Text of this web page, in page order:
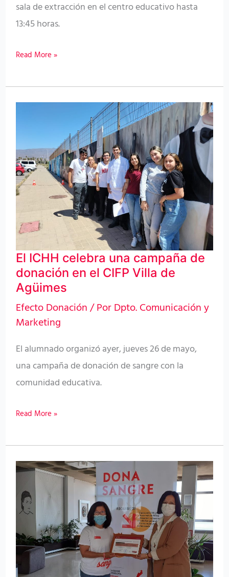
sala de extracción en el centro educativo hasta
13:45 horas.
Read More »
El ICHH celebra una campaña de
donación en el CIFP Villa de
Agüimes
Efecto Donación/ PorDpto. Comunicación y
Marketing
El alumnado organizó ayer, jueves 26 de mayo,
una campaña de donación de sangre con la
comunidad educativa.
una
campaña
de
en
CIFP
Villa
de
Agüimes
Read More »
El
recupera
campaña
de
donación